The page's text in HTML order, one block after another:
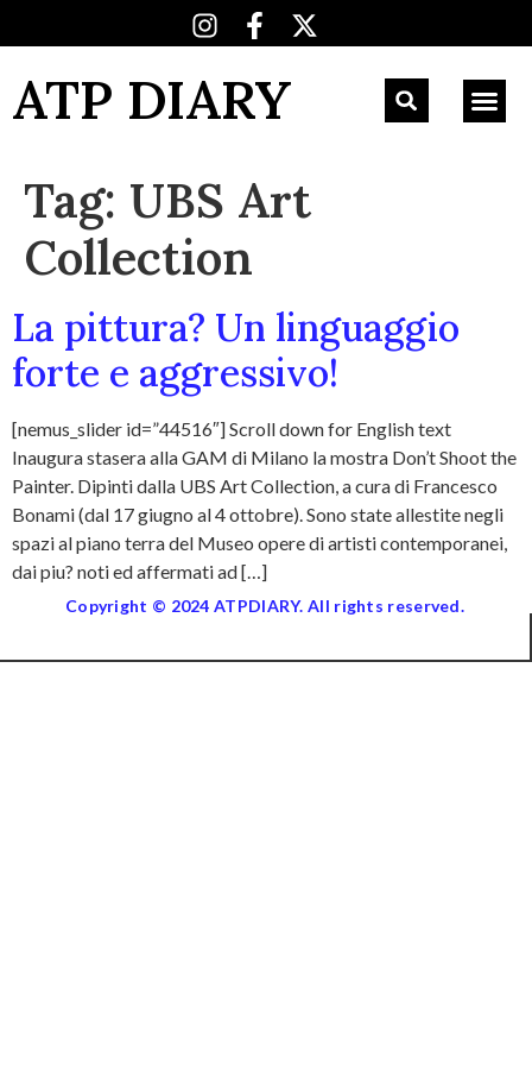
ATP DIARY
Tag: UBS Art
Collection
La pittura? Un linguaggio
forte e aggressivo!
[nemus_slider id=”44516″] Scroll down for English text
Inaugura stasera alla GAM di Milano la mostra Don’t Shoot the
Painter. Dipinti dalla UBS Art Collection, a cura di Francesco
Bonami (dal 17 giugno al 4 ottobre). Sono state allestite negli
spazi al piano terra del Museo opere di artisti contemporanei,
dai piu? noti ed affermati ad […]
Copyright © 2024 ATPDIARY. All rights reserved.